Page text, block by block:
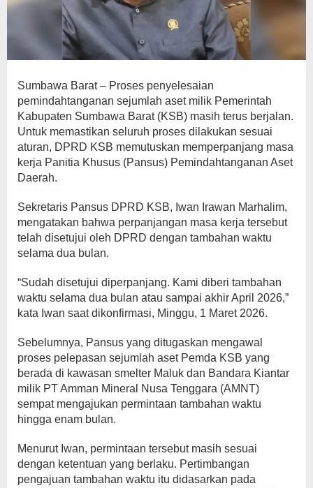
Sumbawa Barat – Proses penyelesaian
pemindahtanganan sejumlah aset milik Pemerintah
Kabupaten Sumbawa Barat (KSB) masih terus berjalan.
Untuk memastikan seluruh proses dilakukan sesuai
aturan, DPRD KSB memutuskan memperpanjang masa
kerja Panitia Khusus (Pansus) Pemindahtanganan Aset
Daerah.
Sekretaris Pansus DPRD KSB, Iwan Irawan Marhalim,
mengatakan bahwa perpanjangan masa kerja tersebut
telah disetujui oleh DPRD dengan tambahan waktu
selama dua bulan.
“Sudah disetujui diperpanjang. Kami diberi tambahan
waktu selama dua bulan atau sampai akhir April 2026,”
kata Iwan saat dikonfirmasi, Minggu, 1 Maret 2026.
Sebelumnya, Pansus yang ditugaskan mengawal
proses pelepasan sejumlah aset Pemda KSB yang
berada di kawasan smelter Maluk dan Bandara Kiantar
milik PT Amman Mineral Nusa Tenggara (AMNT)
sempat mengajukan permintaan tambahan waktu
hingga enam bulan.
Menurut Iwan, permintaan tersebut masih sesuai
dengan ketentuan yang berlaku. Pertimbangan
pengajuan tambahan waktu itu didasarkan pada